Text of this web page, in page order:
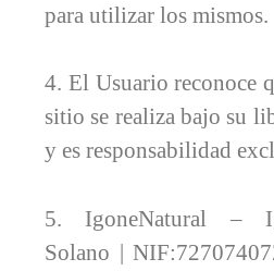
para utilizar los mismos.
4. El Usuario reconoce
sitio se realiza bajo su
y es responsabilidad
5. IgoneNatural –
Solano |